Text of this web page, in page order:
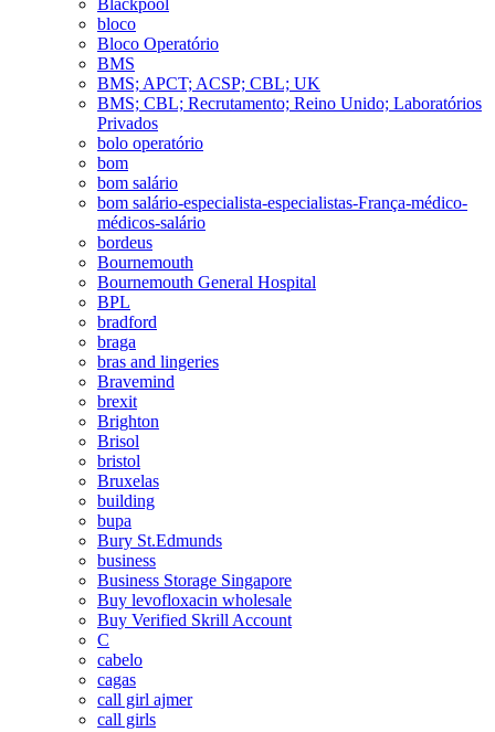
bloco
Bloco Operatório
BMS
BMS; APCT; ACSP; CBL; UK
BMS; CBL; Recrutamento; Reino Unido; Laboratórios
Privados
bolo operatório
bom
bom salário
bom salário-especialista-especialistas-França-médico-
médicos-salário
bordeus
Bournemouth
Bournemouth General Hospital
BPL
bradford
braga
bras and lingeries
Bravemind
brexit
Brighton
Brisol
bristol
Bruxelas
building
bupa
Bury St.Edmunds
business
Business Storage Singapore
Buy levofloxacin wholesale
Buy Verified Skrill Account
C
cabelo
cagas
call girl ajmer
call girls